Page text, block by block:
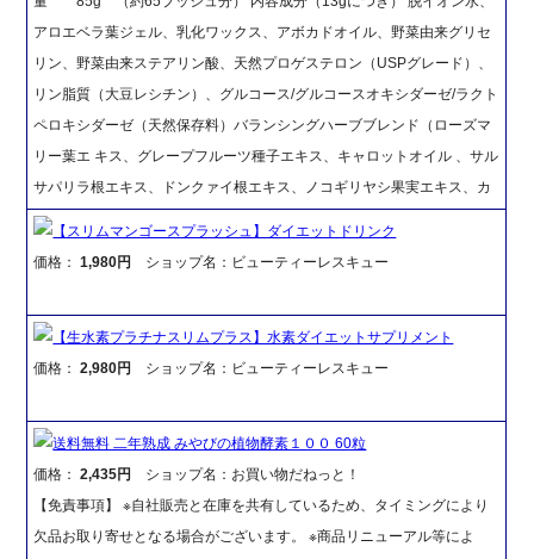
アロエベラ葉ジェル、乳化ワックス、アボカドオイル、野菜由来グリセ
リン、野菜由来ステアリン酸、天然プロゲステロン（USPグレード）、
リン脂質（大豆レシチン）、グルコース/グルコースオキシダーゼ/ラクト
ペロキシダーゼ（天然保存料）バランシングハーブブレンド（ローズマ
リー葉エ キス、グレープフルーツ種子エキス、キャロットオイル 、サル
サパリラ根エキス、ドンクァイ根エキス、ノコギリヤシ果実エキス、カ
【スリムマンゴースプラッシュ】ダイエットドリンク
価格：1,980円 ショップ名：ビューティーレスキュー
【生水素プラチナスリムプラス】水素ダイエットサプリメント
価格：2,980円 ショップ名：ビューティーレスキュー
送料無料 二年熟成 みやびの植物酵素１００ 60粒
価格：2,435円
ショップ名：お買い物だねっと！
【免責事項】 ※自社販売と在庫を共有しているため、タイミングにより
欠品お取り寄せとなる場合がございます。 ※商品リニューアル等によ